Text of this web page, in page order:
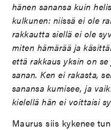
hänen sanansa kuin
kulkunen: niissä ei ole
rakkautta siellä ei ole
miten hämärää ja
että rakkaus yksin on
sanan. Ken ei rakasta,
sanansa kumisee, ja
kielellä hän ei voittaisi
Maurus siis kykenee